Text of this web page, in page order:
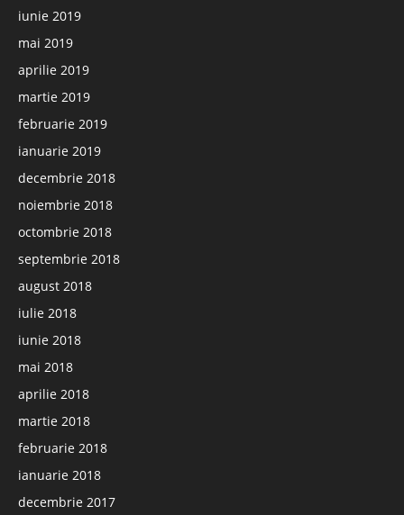
iunie 2019
mai 2019
aprilie 2019
martie 2019
februarie 2019
ianuarie 2019
decembrie 2018
noiembrie 2018
octombrie 2018
septembrie 2018
august 2018
iulie 2018
iunie 2018
mai 2018
aprilie 2018
martie 2018
februarie 2018
ianuarie 2018
decembrie 2017